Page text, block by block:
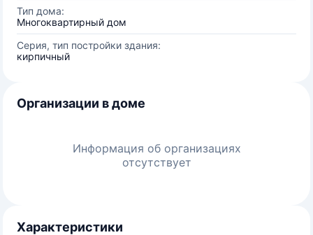
Тип дома:
Многоквартирный дом
Серия, тип постройки здания:
кирпичный
Организации в доме
Информация об организациях
отсутствует
Характеристики